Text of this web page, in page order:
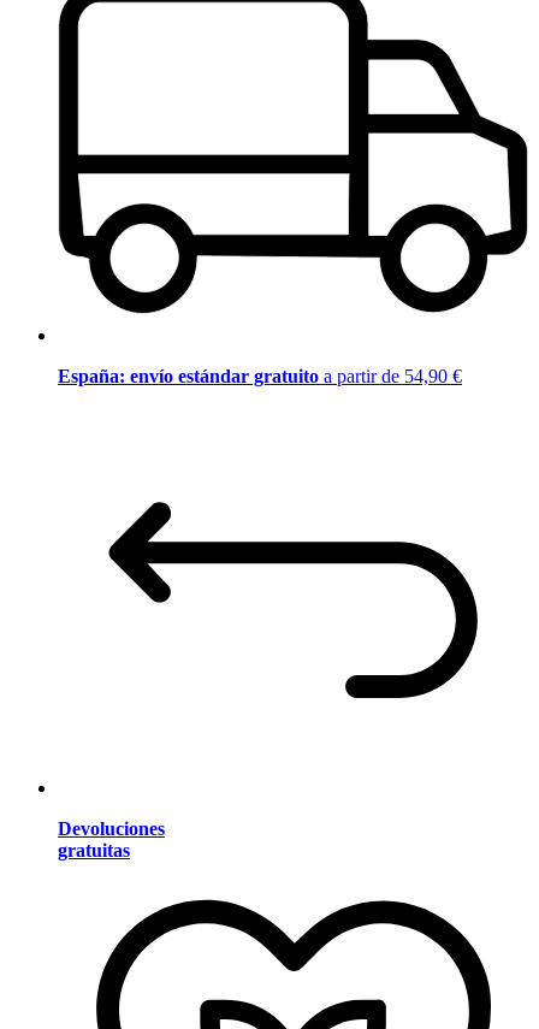
España: envío estándar gratuito a partir de 54,90 €
Devoluciones
gratuitas